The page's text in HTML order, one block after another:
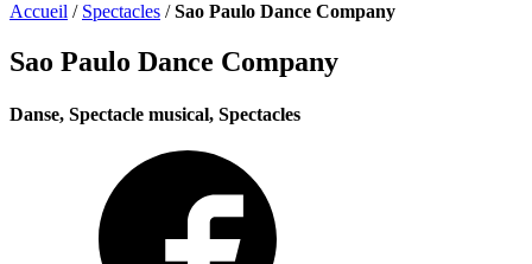
Accueil / Spectacles /Sao Paulo Dance Company
Sao Paulo Dance Company
Danse, Spectacle musical, Spectacles